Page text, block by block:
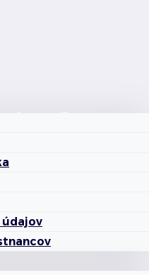
údajov
za
2025